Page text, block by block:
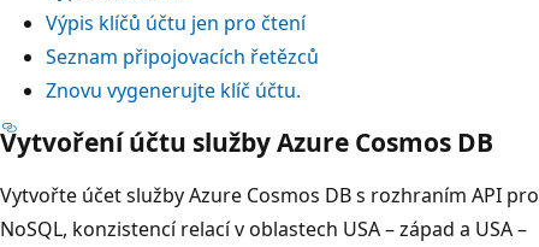
Výpis klíčů účtu jen pro čtení
Seznam připojovacích řetězců
Znovu vygenerujte klíč účtu.
Vytvoření účtu služby Azure Cosmos DB
Vytvořte účet služby Azure Cosmos DB s rozhraním API pro
NoSQL, konzistencí relací v oblastech USA – západ a USA –